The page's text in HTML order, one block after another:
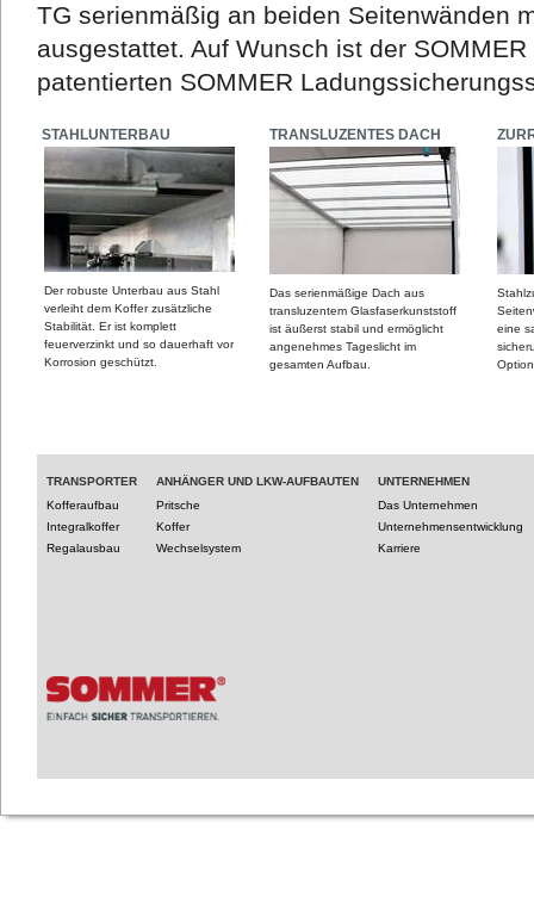
TG serienmäßig an beiden Seitenwänden
ausgestattet. Auf Wunsch ist der
patentierten SOMMER
STAHLUNTERBAU
Der robuste Unterbau aus Stahl
verleiht dem Koffer zusätzliche
Stabilität. Er ist komplett
feuerverzinkt und so dauerhaft vor
Korrosion geschützt.
TRANSLUZENTES DACH
Das serienmäßige Dach aus
transluzentem Glasfaserkunststoff
ist äußerst stabil und ermöglicht
angenehmes Tageslicht im
gesamten Aufbau.
eine
TRANSPORTER
Kofferaufbau
Integralkoffer
Regalausbau
ANHÄNGER UND LKW-AUFBAUTEN
Pritsche
Koffer
Wechselsystem
UNTERNEHMEN
Das Unternehmen
Unternehmensentwicklung
Karriere